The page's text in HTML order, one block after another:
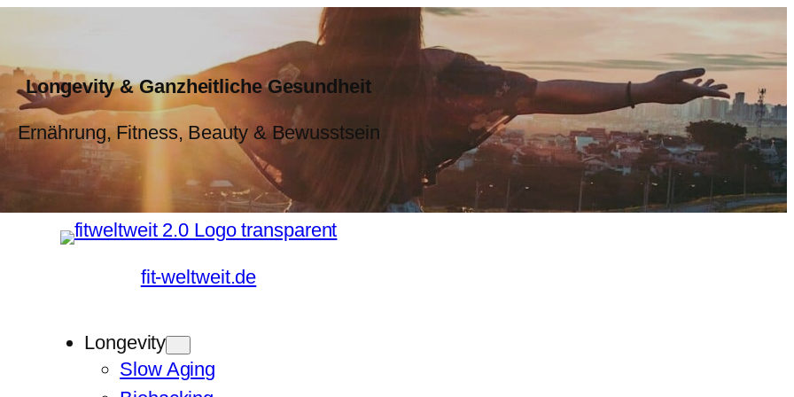
Longevity & Ganzheitliche Gesundheit
Ernährung, Fitness, Beauty & Bewusstsein
fit-weltweit.de
Longevity
Slow Aging